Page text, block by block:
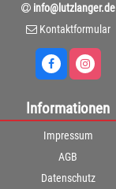
info@lutzlanger.de
Kontaktformular
Informationen
Impressum
AGB
Datenschutz